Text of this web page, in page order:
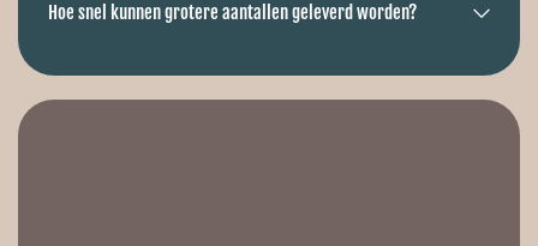
Hoe snel kunnen grotere aantallen geleverd worden?